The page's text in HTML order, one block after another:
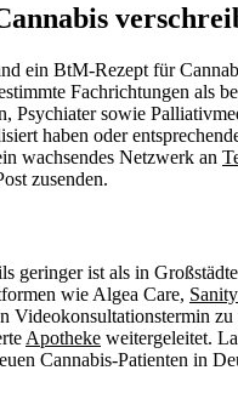
ein BtM-Rezept für
Fachrichtungen als
Psychiater sowie
haben oder
wachsendes Netzwerk an
zusenden.
geringer ist als in
wie Algea Care,
Videokonsultationstermin
Apotheke weitergeleitet.
Cannabis-Patienten in